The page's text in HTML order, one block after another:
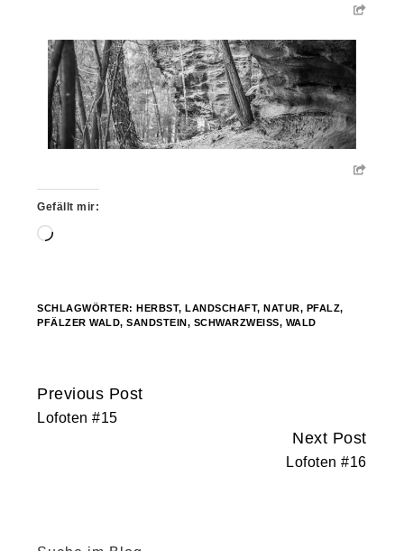
Gefällt mir:
Wird
SCHLAGWÖRTER:HERBST,LANDSCHAFT,NATUR, PFALZ,
PFÄLZER WALD,SANDSTEIN, SCHWARZWEISS, WALD
Continue
Reading
Previous Post
Lofoten #15
Next Post
Lofoten #16